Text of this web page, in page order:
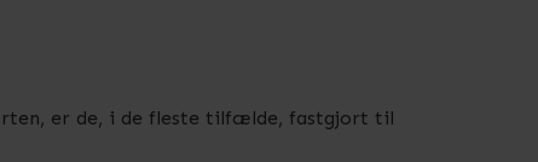
er de, i de fleste tilfælde, fastgjort til